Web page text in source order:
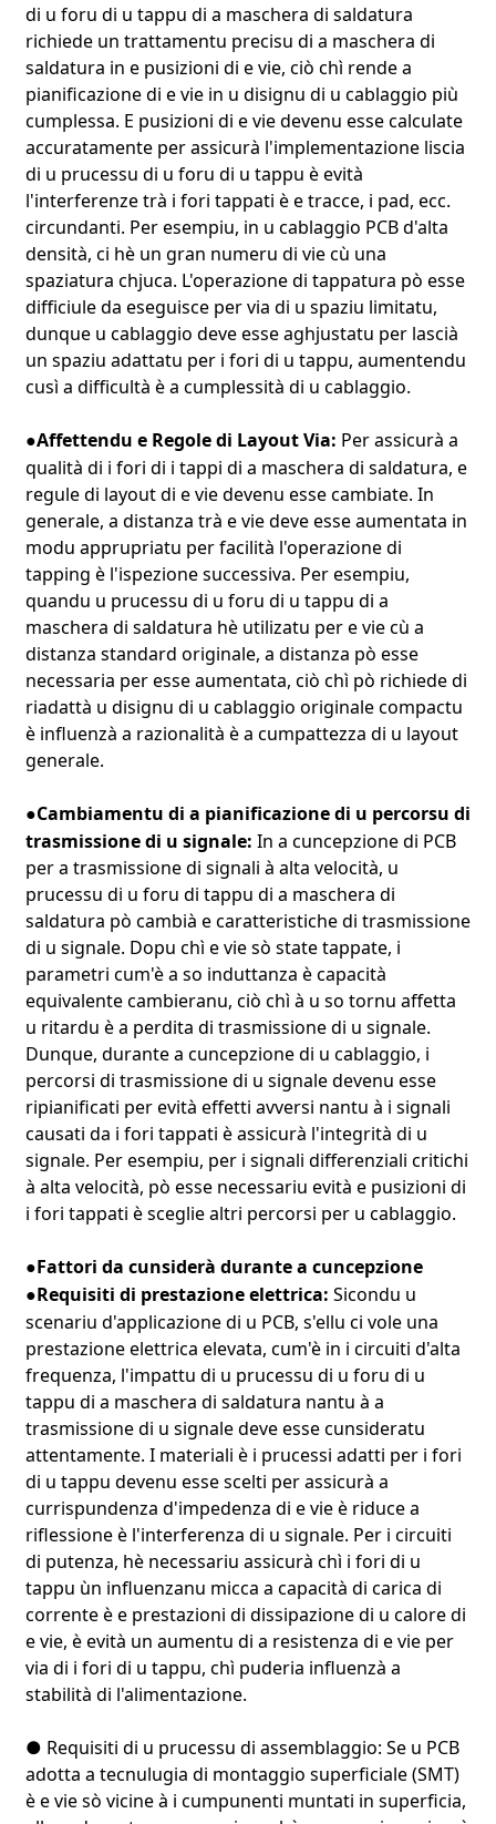
di u foru di u tappu di a maschera di saldatura
richiede un trattamentu precisu di a maschera di
saldatura in e pusizioni di e vie, ciò chì rende a
pianificazione di e vie in u disignu di u cablaggio più
cumplessa. E pusizioni di e vie devenu esse calculate
accuratamente per assicurà l'implementazione liscia
di u prucessu di u foru di u tappu è evità
l'interferenze trà i fori tappati è e tracce, i pad, ecc.
circundanti. Per esempiu, in u cablaggio PCB d'alta
densità, ci hè un gran numeru di vie cù una
spaziatura chjuca. L'operazione di tappatura pò esse
difficiule da eseguisce per via di u spaziu limitatu,
dunque u cablaggio deve esse aghjustatu per lascià
un spaziu adattatu per i fori di u tappu, aumentendu
cusì a difficultà è a cumplessità di u cablaggio.
●Affettendu e Regole di Layout Via: Per assicurà a
qualità di i fori di i tappi di a maschera di saldatura, e
regule di layout di e vie devenu esse cambiate. In
generale, a distanza trà e vie deve esse aumentata in
modu apprupriatu per facilità l'operazione di
tapping è l'ispezione successiva. Per esempiu,
quandu u prucessu di u foru di u tappu di a
maschera di saldatura hè utilizatu per e vie cù a
distanza standard originale, a distanza pò esse
necessaria per esse aumentata, ciò chì pò richiede di
riadattà u disignu di u cablaggio originale compactu
è influenzà a razionalità è a cumpattezza di u layout
generale.
●Cambiamentu di a pianificazione di u percorsu di
trasmissione di u signale: In a cuncepzione di PCB
per a trasmissione di signali à alta velocità, u
prucessu di u foru di tappu di a maschera di
saldatura pò cambià e caratteristiche di trasmissione
di u signale. Dopu chì e vie sò state tappate, i
parametri cum'è a so induttanza è capacità
equivalente cambieranu, ciò chì à u so tornu affetta
u ritardu è a perdita di trasmissione di u signale.
Dunque, durante a cuncepzione di u cablaggio, i
percorsi di trasmissione di u signale devenu esse
ripianificati per evità effetti avversi nantu à i signali
causati da i fori tappati è assicurà l'integrità di u
signale. Per esempiu, per i signali differenziali critichi
à alta velocità, pò esse necessariu evità e pusizioni di
i fori tappati è sceglie altri percorsi per u cablaggio.
●Fattori da cunsiderà durante a cuncepzione
●Requisiti di prestazione elettrica: Sicondu u
scenariu d'applicazione di u PCB, s'ellu ci vole una
prestazione elettrica elevata, cum'è in i circuiti d'alta
frequenza, l'impattu di u prucessu di u foru di u
tappu di a maschera di saldatura nantu à a
trasmissione di u signale deve esse cunsideratu
attentamente. I materiali è i prucessi adatti per i fori
di u tappu devenu esse scelti per assicurà a
currispundenza d'impedenza di e vie è riduce a
riflessione è l'interferenza di u signale. Per i circuiti
di putenza, hè necessariu assicurà chì i fori di u
tappu ùn influenzanu micca a capacità di carica di
corrente è e prestazioni di dissipazione di u calore di
e vie, è evità un aumentu di a resistenza di e vie per
via di i fori di u tappu, chì puderia influenzà a
stabilità di l'alimentazione.
● Requisiti di u prucessu di assemblaggio: Se u PCB
adotta a tecnulugia di montaggio superficiale (SMT)
è e vie sò vicine à i cumpunenti muntati in superficia,